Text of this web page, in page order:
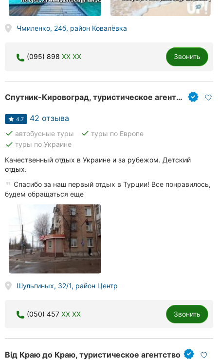
Чмиленко, 24б, район Ковалёвка
(095) 898 XX XX Звонить
Спутник-Кировоград, туристическое агентство
4.7 42 отзыва
done автобусные туры done туры по Европе
done туры по Украине
Качественный отдых в Украине и за рубежом. Детский
отдых.
Спасибо за наш первый отдых в Турции! Все понравилось,
будем обращаться еще
Шульгиных, 32/1, район Центр
(050) 457 XX XX Звонить
Від Краю до Краю, туристическое агентство